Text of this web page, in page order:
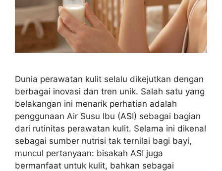
Dunia perawatan kulit selalu dikejutkan dengan
berbagai inovasi dan tren unik. Salah satu yang
belakangan ini menarik perhatian adalah
penggunaan Air Susu Ibu (ASI) sebagai bagian
dari rutinitas perawatan kulit. Selama ini dikenal
sebagai sumber nutrisi tak ternilai bagi bayi,
muncul pertanyaan: bisakah ASI juga
bermanfaat untuk kulit, bahkan sebagai